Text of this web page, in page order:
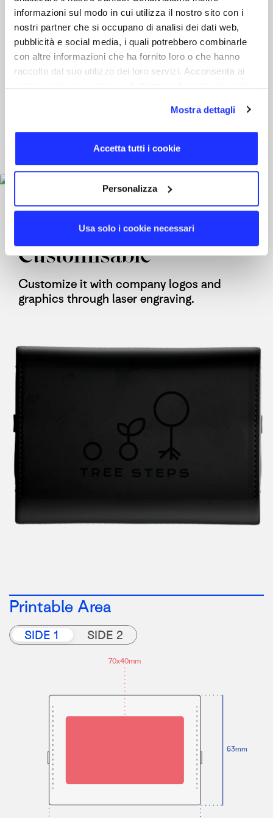
informazioni sul modo in cui utilizza il nostro sito con i
nostri partner che si occupano di analisi dei dati web,
pubblicità e social media, i quali potrebbero combinarle
con altre informazioni che ha fornito loro o che hanno
raccolto dal suo utilizzo dei loro servizi. Acconsenta ai
nostri cookie se continua ad utilizzare il nostro sito web.
Mostra dettagli
Accetta tutti i cookie
Personalizza
Usa solo i cookie necessari
Perfect for every
pocket
product is ideal for carrying up to 3/4
documents or credit cards.
Customisable
Customize it with company logos and
graphics through laser engraving.
Printable Area
SIDE 1 SIDE 2
63mm
70x40mm